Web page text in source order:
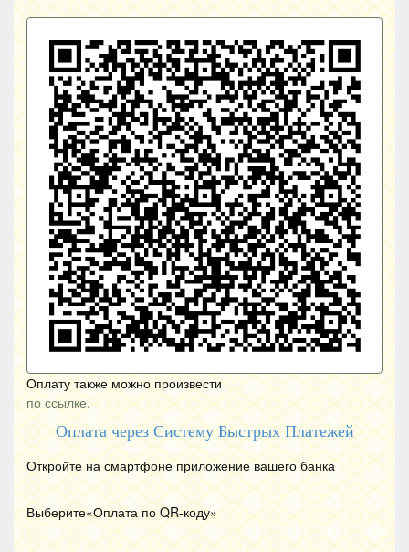
Оплату также можно произвести
по ссылке.
Оплата через Систему Быстрых Платежей
Откройте на смартфоне приложение вашего банка
Выберите«Оплата по QR-коду»